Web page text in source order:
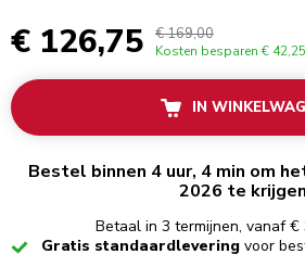
€ 126,75 € 169,00
Kosten besparen € 42,25
IN
Bestel binnen 4 uur, 4 min om
2026 te krijgen
Betaal in 3 termijnen, vanaf €
CheckedGratis standaardlevering voor